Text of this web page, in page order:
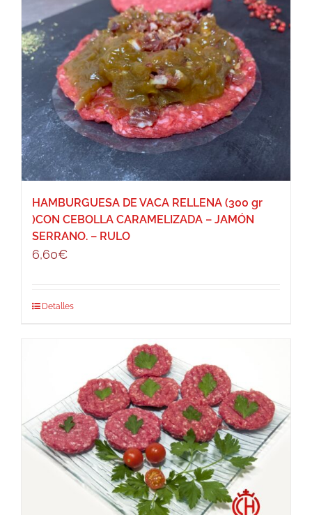
HAMBURGUESA DE VACA RELLENA (300 gr
)CON CEBOLLA CARAMELIZADA – JAMÓN
SERRANO. – RULO
6,60€
Detalles